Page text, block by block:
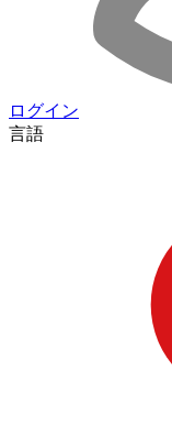
ログイン
言語